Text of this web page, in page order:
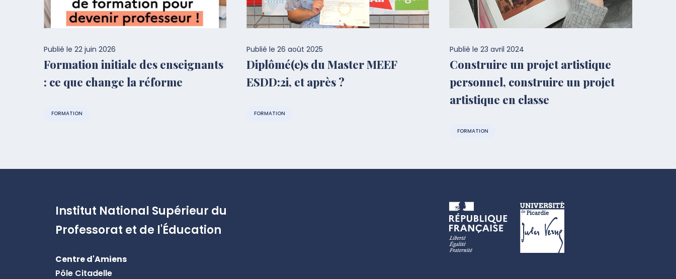
Publié le22 juin 2026
Formation initiale des enseignants
: ce que change la réforme
FORMATION
Publié le26 août 2025
Diplômé(e)s du Master MEEF
ESDD:2i, et après ?
FORMATION
Publié le 23 avril 2024
Construire un projet artistique
personnel, construire un projet
artistique en classe
FORMATION
Institut National Supérieur du
Professorat et de l'Éducation
Centre d'Amiens
Pôle Citadelle